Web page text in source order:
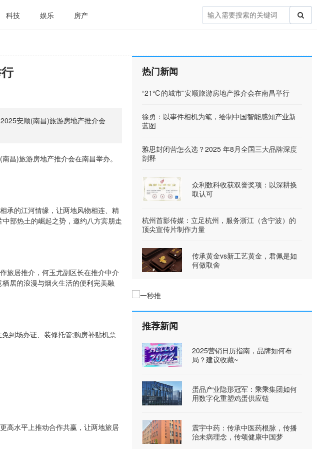
科技 娱乐 房产
安顺(南昌)旅游房地产推介会
昌)旅游房地产推介会在南昌举办。
承的江河情缘，让两地风物相连、精
部热土的崛起之势，邀约八方宾朋走
旅居推介，何玉尤副区长在推介中介
居的浪漫与烟火生活的便利完美融
到场办证、装修托管;购房补贴机票
高水平上推动合作共赢，让两地旅居
热门新闻
“21℃的城市”安顺旅游房地产推介会在南昌举行
徐勇：以事件相机为笔，绘制中国智能感知产业新
蓝图
雅思封闭营怎么选？2025 年8月全国三大品牌深度
剖释
众利数科收获双誉奖项：以深耕换
取认可
杭州首影传媒：立足杭州，服务浙江（含宁波）的
顶尖宣传片制作力量
传承黄金vs新工艺黄金，君佩是如
何做取舍
推荐新闻
2025营销日历指南，品牌如何布
局？建议收藏~
蛋品产业隐形冠军：乘乘集团如何
用数字化重塑鸡蛋供应链
震宇中药：传承中医药根脉，传播
治未病理念，传颂健康中国梦